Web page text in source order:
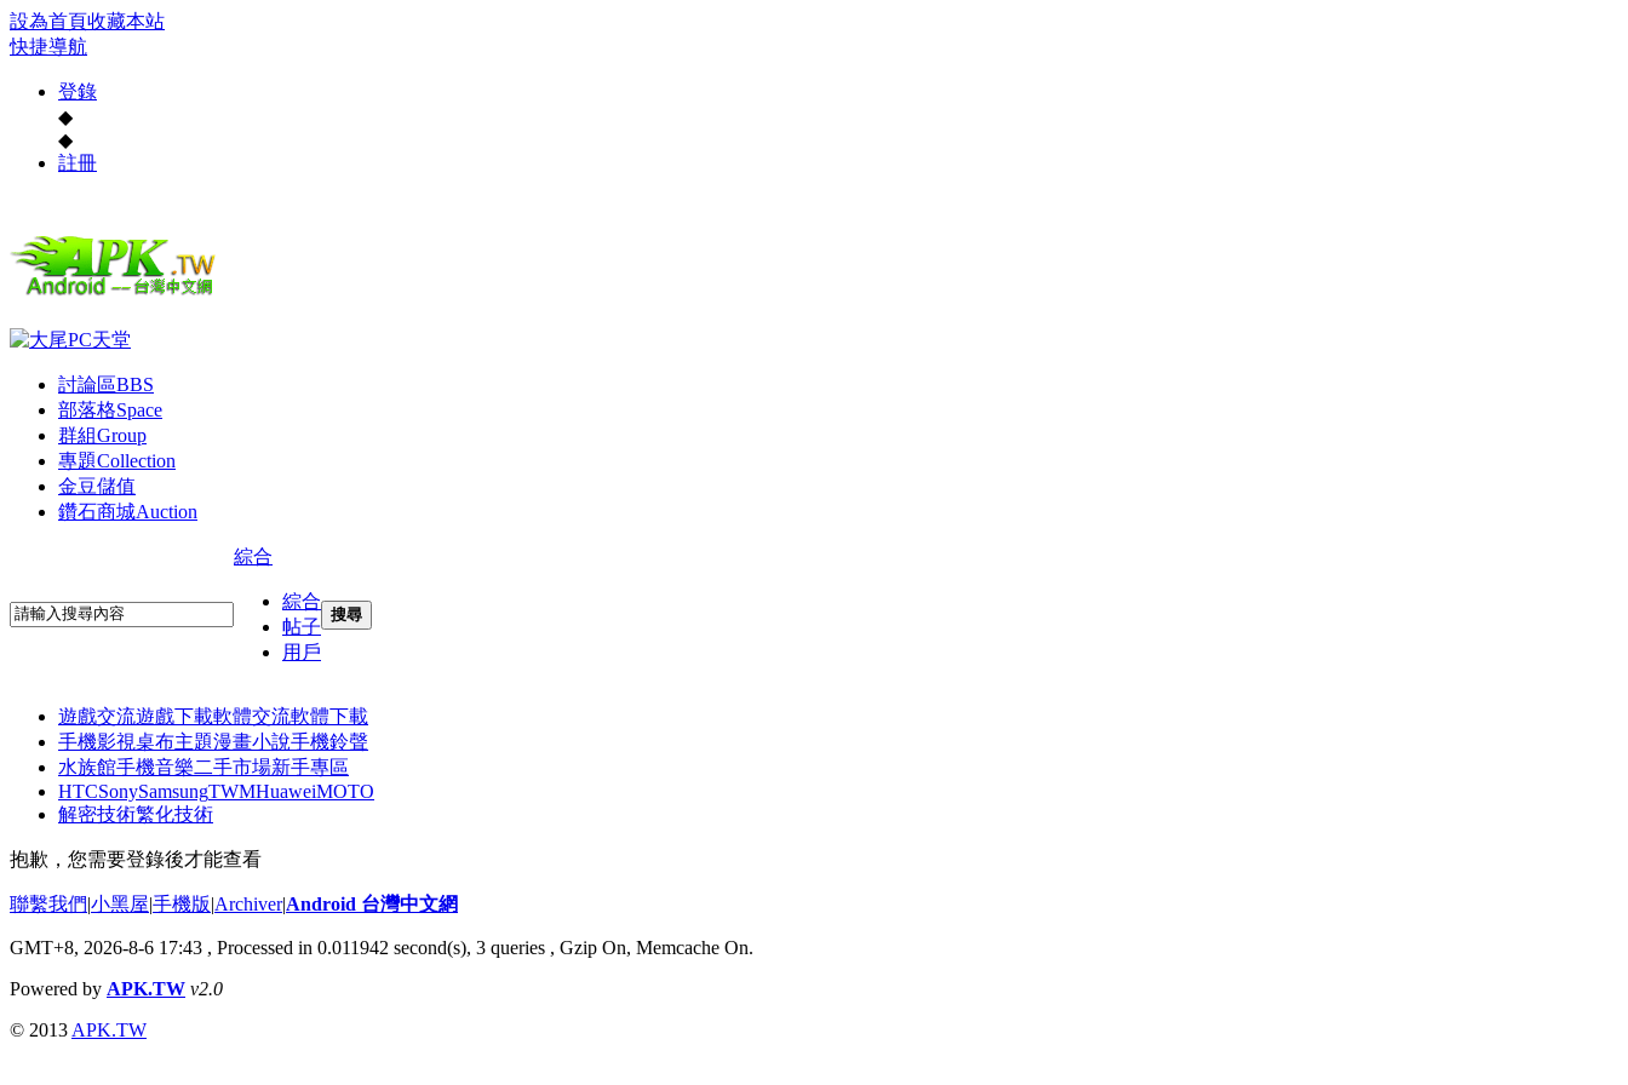
設為首頁收藏本站
快捷導航
登錄
◆
◆
註冊
討論區BBS
部落格Space
群組Group
專題Collection
金豆儲值
鑽石商城Auction
綜合
綜合
帖子
用戶
搜尋
遊戲交流遊戲下載軟體交流軟體下載
手機影視桌布主題漫畫小說手機鈴聲
水族館手機音樂二手市場新手專區
HTCSonySamsungTWMHuaweiMOTO
解密技術繁化技術
抱歉，您需要登錄後才能查看
聯繫我們|小黑屋|手機版|Archiver|Android 台灣中文網
GMT+8, 2026-8-6 17:43 , Processed in 0.011942 second(s), 3 queries , Gzip On, Memcache On.
Powered by APK.TW v2.0
© 2013 APK.TW